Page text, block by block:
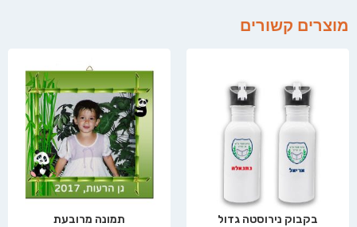
מוצרים קשורים
בקבוק נירוסטה גדול תמונה מרובעת